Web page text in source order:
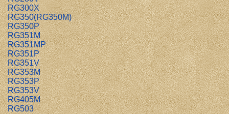
RG300X
RG350(RG350M)
RG350P
RG351M
RG351MP
RG351P
RG351V
RG353M
RG353P
RG353V
RG405M
RG503